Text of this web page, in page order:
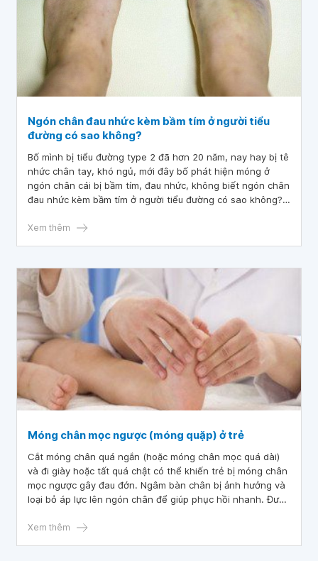
Ngón chân đau nhức kèm bầm tím ở người tiểu
đường có sao không?
Bố mình bị tiểu đường type 2 đã hơn 20 năm, nay hay bị tê
nhức chân tay, khó ngủ, mới đây bố phát hiện móng ở
ngón chân cái bị bầm tím, đau nhức, không biết ngón chân
đau nhức kèm bầm tím ở người tiểu đường có sao không?
thế nào ạ? Mình xin cảm ơn các bác sĩ.
Xem thêm
Móng chân mọc ngược (móng quặp) ở trẻ
Cắt móng chân quá ngắn (hoặc móng chân mọc quá dài)
và đi giày hoặc tất quá chật có thể khiến trẻ bị móng chân
mọc ngược gây đau đớn. Ngâm bàn chân bị ảnh hưởng và
loại bỏ áp lực lên ngón chân để giúp phục hồi nhanh. Đưa
chân không được cải thiện.
Xem thêm